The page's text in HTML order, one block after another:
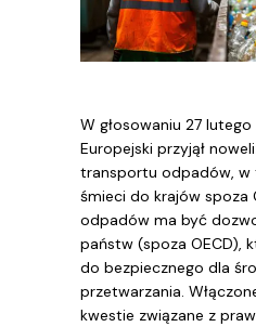
W głosowaniu 27
Europejski przyjął
transportu odpadów, w
śmieci do krajów spoza
odpadów ma być
państw (spoza OECD),
do bezpiecznego dla
przetwarzania.
kwestie związane z